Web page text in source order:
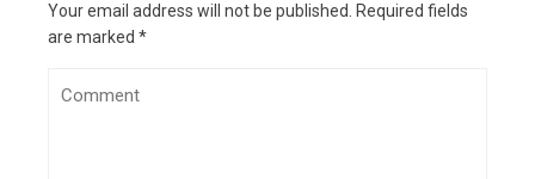
Your email address will not be published. Required fields
are marked *